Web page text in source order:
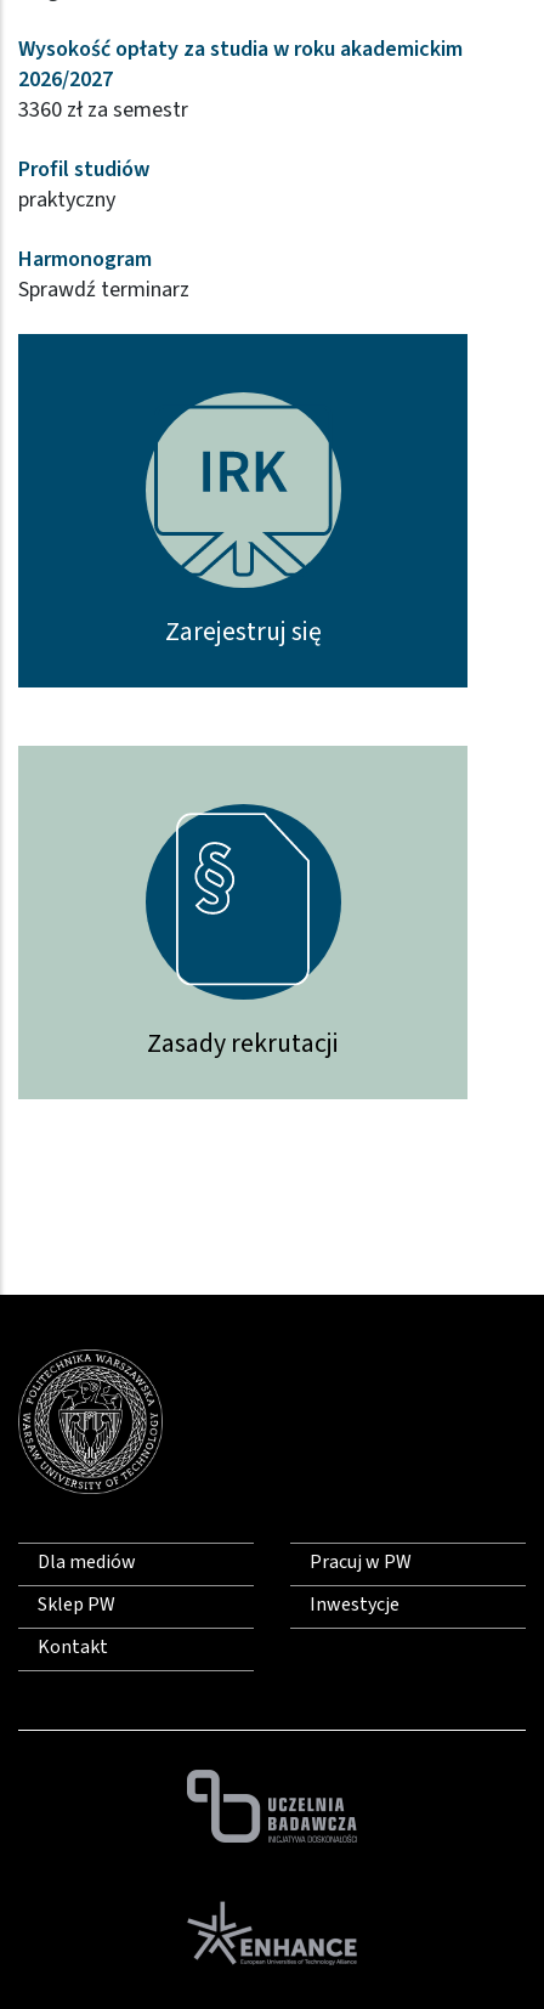
Wysokość opłaty za studia w roku akademickim
2026/2027
3360 zł za semestr
Profil studiów
praktyczny
Harmonogram
Sprawdź terminarz
Zarejestruj się
Zasady rekrutacji
Dla mediów
Sklep PW
Kontakt
Pracuj w PW
Inwestycje